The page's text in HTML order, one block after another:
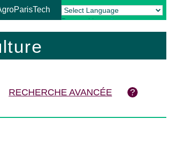
Powered by Translate
RECHERCHE AVANCÉE